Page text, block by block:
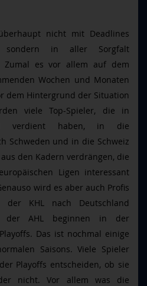
nicht mit Deadlines
sondern in aller Sorgfalt
Zumal es vor allem auf dem
Wochen und Monaten
dem Hintergrund der Situation
viele Top-Spieler, die in
verdient haben, in die
Schweden und in die Schweiz
den Kadern verdrängen, die
Ligen interessant
wird es aber auch Profis
KHL nach Deutschland
der AHL beginnen in der
Das ist nochmal einige
Saisons. Viele Spieler
Playoffs entscheiden, ob sie
nicht. Vor allem was die